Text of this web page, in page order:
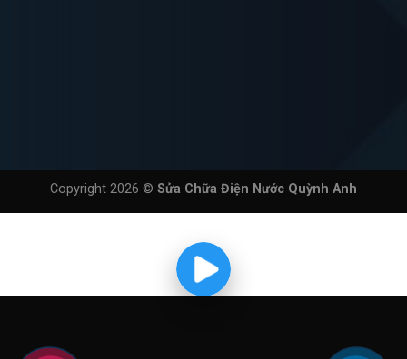
Copyright 2026 © Sửa Chữa Điện Nước Quỳnh Anh